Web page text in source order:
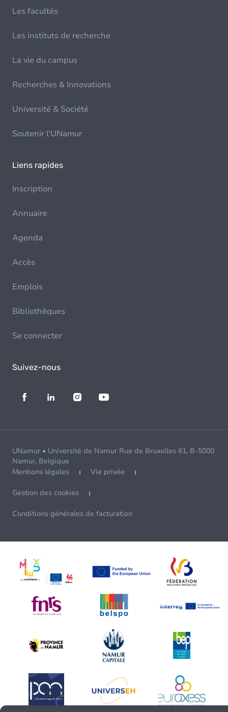
Les facultés
Les instituts de recherche
La vie du campus
Recherches & Innovations
Université & Société
Soutenir l'UNamur
Liens rapides
Inscription
Annuaire
Agenda
Accès
Emplois
Bibliothèques
Se connecter
Suivez-nous
UNamur • Université de Namur Rue de Bruxelles 61, B-5000
Namur, Belgique
Mentions légales
Vie privée
Gestion des cookies
Conditions générales de facturation